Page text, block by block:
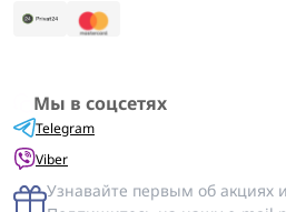
Мы в соцсетях
Telegram
Viber
Узнавайте первым об акциях